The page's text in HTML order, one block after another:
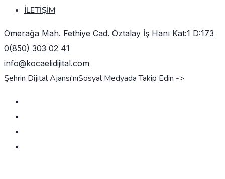
İLETIŞIM
Ömerağa Mah. Fethiye Cad. Öztalay İş Hanı Kat:1 D:173
0(850) 303 02 41
info@kocaelidijital.com
Şehrin Dijital Ajansı'nıSosyal Medyada Takip Edin ->